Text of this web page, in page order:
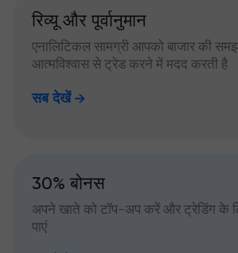
रिव्यू और पूर्वानुमान
एनालिटिकल सामग्री आपको बाजार की
आत्मविश्वास से ट्रेड करने में मदद करती है
सब देखें
30% बोनस
अपने खाते को टॉप-अप करें और ट्रेडिंग के
पाएं